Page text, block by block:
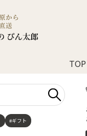
TOP
#ギフト